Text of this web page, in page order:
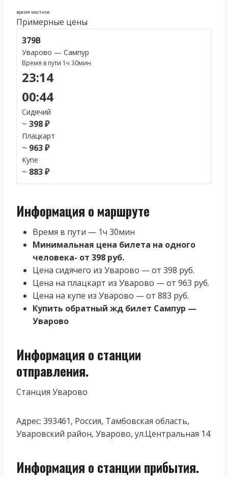
время местное
Примерные цены
379В
Уварово — Сампур
Время в пути 1ч 30мин
23:14
00:44
Сидячий
~ 398 ₽
Плацкарт
~ 963 ₽
Купе
~ 883 ₽
Информация о маршруте
Время в пути — 1ч 30мин
Минимальная цена билета на одного
человека- от 398 руб.
Цена сидячего из Уварово — от 398 руб.
Цена на плацкарт из Уварово — от 963 руб.
Цена на купе из Уварово — от 883 руб.
Купить обратный жд билет Сампур —
Уварово
Информация о станции
отправления.
Станция Уварово
Адрес: 393461, Россия, Тамбовская область,
Уваровский район, Уварово, ул.Центральная 14
Информация о станции прибытия.